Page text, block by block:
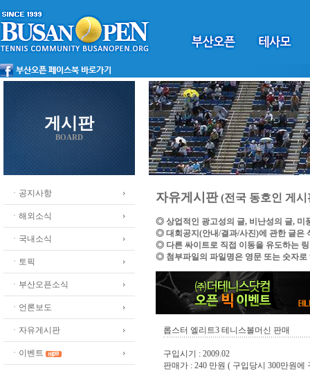
게시판
BOARD
ㆍ공지사항
ㆍ해외소식
ㆍ국내소식
ㆍ토픽
ㆍ부산오픈소식
ㆍ언론보도
ㆍ자유게시판
ㆍ이벤트
자유게시판(전국 동호인 게시
◎ 상업적인 광고성의 글, 비난성의 글, 미
◎ 대회공지(안내/결과/사진)에 관한 글은
◎ 다른 싸이트로 직접 이동을 유도하는
◎ 첨부파일의 파일명은 영문 또는 숫자로
롭스터 엘리트3 테니스볼머신 판매
구입시기 : 2009.02
판매가 : 240 만원 ( 구입당시 300만원에